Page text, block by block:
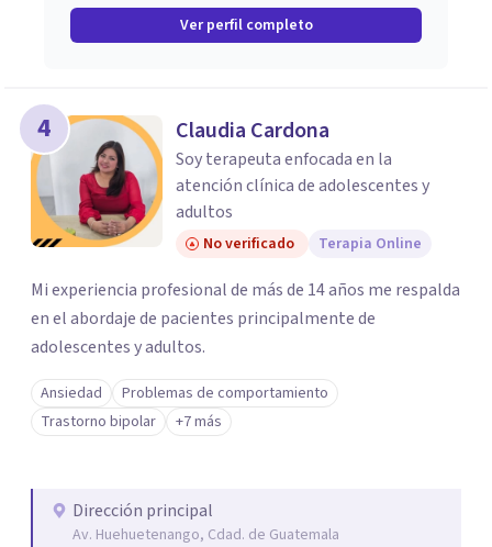
Ver perfil completo
4 Claudia Cardona
Soy terapeuta enfocada en la
atención clínica de adolescentes y
adultos
No verificado Terapia Online
Mi experiencia profesional de más de 14 años me respalda
en el abordaje de pacientes principalmente de
adolescentes y adultos.
Ansiedad
Problemas de comportamiento
Trastorno bipolar
+7 más
Dirección principal
Av. Huehuetenango, Cdad. de Guatemala